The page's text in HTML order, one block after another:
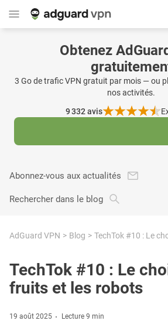
Obtenez
3 Go de trafic VPN gratuit par mois — ou
nos activités.
9 332avis
Abonnez-vous aux actualités
Rechercher dans le blog
AdGuard VPN Blog
TechTok #10 : Le
fruits et les robots
19 août 2025 Lecture 9 min